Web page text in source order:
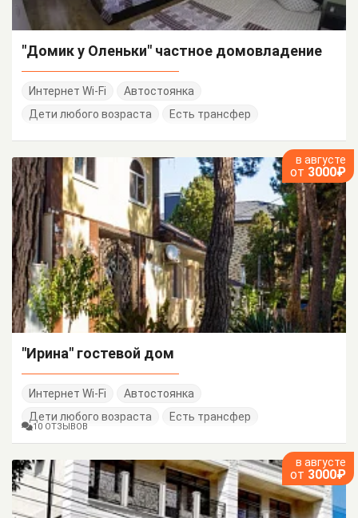
"Домик у Оленьки" частное домовладение
Интернет Wi-Fi
Автостоянка
Дети любого возраста
Есть трансфер
в августе
от 3000₽
"Ирина" гостевой дом
Интернет Wi-Fi
Автостоянка
Дети любого возраста
Есть трансфер
10 ОТЗЫВОВ
в августе
от 3000₽